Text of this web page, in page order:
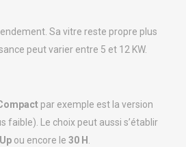
Sa vitre reste propre plus
peut varier entre 5 et 12 KW.
par exemple est la version
faible). Le choix peut aussi s’établir
ou encore le 30 H